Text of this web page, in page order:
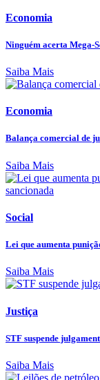
Economia
Ninguém acerta Mega-
Saiba Mais
Economia
Balança comercial de
Saiba Mais
Social
Lei que aumenta
Saiba Mais
Justiça
STF suspende
Saiba Mais